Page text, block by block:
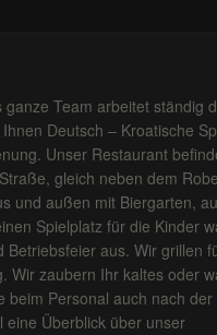
Team arbeitet ständig
Deutsch – Kroatische
Unser Restaurant
gleich neben dem
und außen mit Biergarten,
Spielplatz für die Kinder
aus. Wir grillen
Wir zaubern Ihr kaltes oder
Personal auch nach
eine Überblick über unser